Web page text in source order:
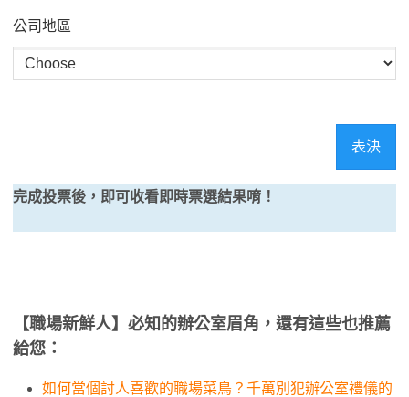
公司地區
表決
完成投票後，即可收看即時票選結果唷！
【職場新鮮人】必知的辦公室眉角，還有這些也推薦
給您：
如何當個討人喜歡的職場菜鳥？千萬別犯辦公室禮儀的